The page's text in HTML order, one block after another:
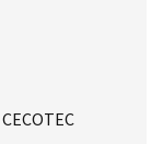
CECOTEC